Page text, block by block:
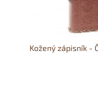
Kožený zápisník -